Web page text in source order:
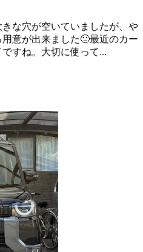
な穴が空いていましたが、や
意が出来ました🙂最近のカー
すね。大切に使って...